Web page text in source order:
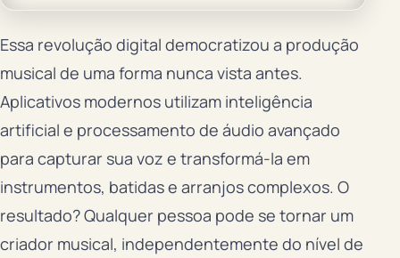
Essa revolução digital democratizou a produção
musical de uma forma nunca vista antes.
Aplicativos modernos utilizam inteligência
artificial e processamento de áudio avançado
para capturar sua voz e transformá-la em
instrumentos, batidas e arranjos complexos. O
resultado? Qualquer pessoa pode se tornar um
criador musical, independentemente do nível de